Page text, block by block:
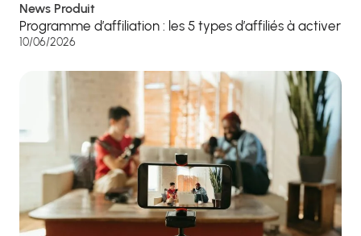
News Produit
Programme d’affiliation : les 5 types d’affiliés à activer
10/06/2026